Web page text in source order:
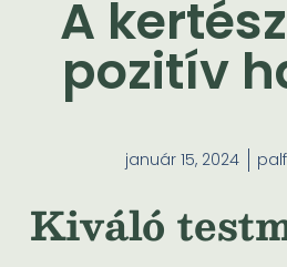
A
pozitív
január 15, 2024
Kiváló